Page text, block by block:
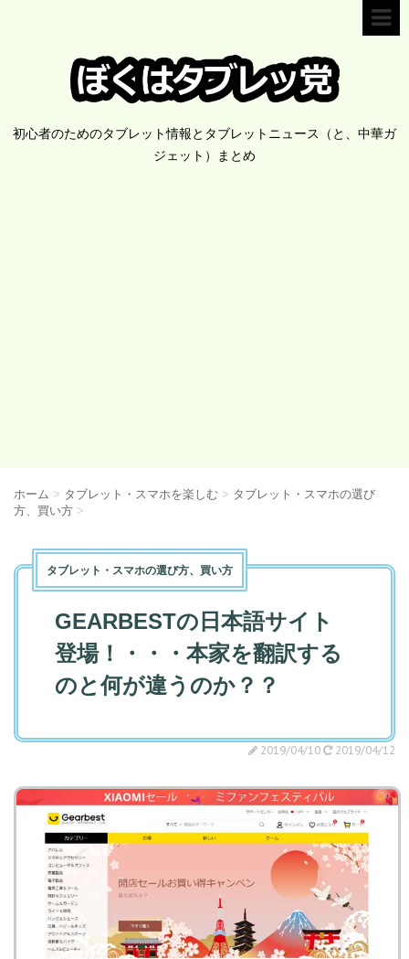
初心者のためのタブレット情報とタブレットニュース（と、中華ガ
ジェット）まとめ
ホーム > タブレット・スマホを楽しむ > タブレット・スマホの選び
方、買い方 >
タブレット・スマホの選び方、買い方
GEARBESTの日本語サイト
登場！・・・本家を翻訳する
のと何が違うのか？？
2019/04/10 2019/04/12